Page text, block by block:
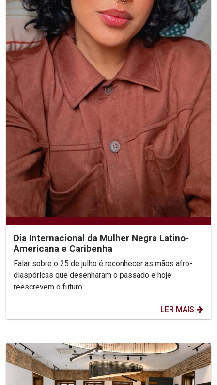
Dia Internacional da Mulher Negra Latino-
Americana e Caribenha
Falar sobre o 25 de julho é reconhecer as mãos afro-
diaspóricas que desenharam o passado e hoje
reescrevem o futuro....
LER MAIS